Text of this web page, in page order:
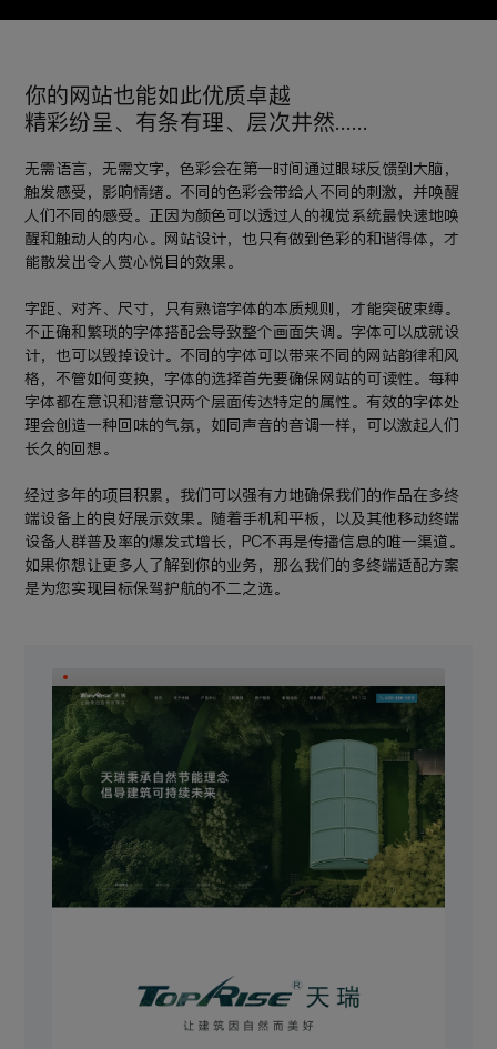
你的网站也能如此优质卓越
精彩纷呈、有条有理、层次井然......
无需语言，无需文字，色彩会在第一时间通过眼球反馈到大脑，
触发感受，影响情绪。不同的色彩会带给人不同的刺激，并唤醒
人们不同的感受。正因为颜色可以透过人的视觉系统最快速地唤
醒和触动人的内心。网站设计，也只有做到色彩的和谐得体，才
能散发出令人赏心悦目的效果。
字距、对齐、尺寸，只有熟谙字体的本质规则，才能突破束缚。
不正确和繁琐的字体搭配会导致整个画面失调。字体可以成就设
计，也可以毁掉设计。不同的字体可以带来不同的网站韵律和风
格，不管如何变换，字体的选择首先要确保网站的可读性。每种
字体都在意识和潜意识两个层面传达特定的属性。有效的字体处
理会创造一种回味的气氛，如同声音的音调一样，可以激起人们
长久的回想。
经过多年的项目积累，我们可以强有力地确保我们的作品在多终
端设备上的良好展示效果。随着手机和平板，以及其他移动终端
设备人群普及率的爆发式增长，PC不再是传播信息的唯一渠道。
如果你想让更多人了解到你的业务，那么我们的多终端适配方案
是为您实现目标保驾护航的不二之选。